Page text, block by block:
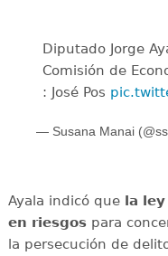
Diputado Jorge
Comisión de
: José Pos
— Susana Manai
Ayala indicó que la
en riesgospara
la persecución de